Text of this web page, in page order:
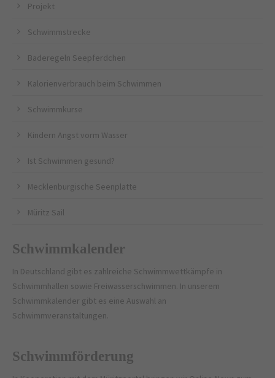
Projekt
Schwimmstrecke
Baderegeln Seepferdchen
Kalorienverbrauch beim Schwimmen
Schwimmkurse
Kindern Angst vorm Wasser
Ist Schwimmen gesund?
Mecklenburgische Seenplatte
Müritz Sail
Schwimmkalender
In Deutschland gibt es zahlreiche Schwimmwettkämpfe in
Schwimmhallen sowie Freiwasserschwimmen. In unserem
Schwimmkalender gibt es eine Auswahl an
Schwimmveranstaltungen.
Schwimmförderung